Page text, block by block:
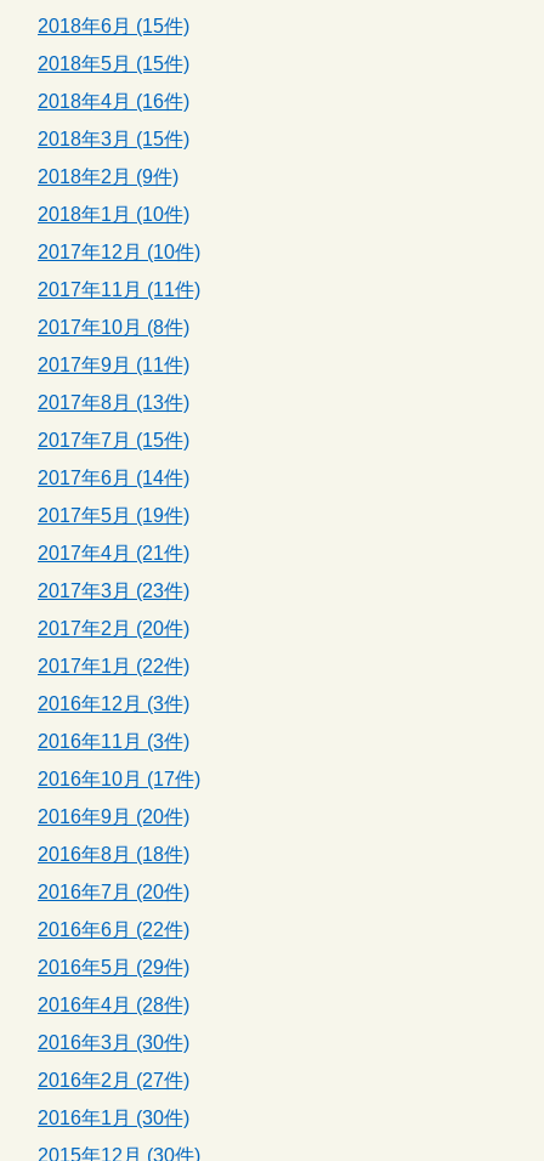
2018年6月 (15件)
2018年5月 (15件)
2018年4月 (16件)
2018年3月 (15件)
2018年2月 (9件)
2018年1月 (10件)
2017年12月 (10件)
2017年11月 (11件)
2017年10月 (8件)
2017年9月 (11件)
2017年8月 (13件)
2017年7月 (15件)
2017年6月 (14件)
2017年5月 (19件)
2017年4月 (21件)
2017年3月 (23件)
2017年2月 (20件)
2017年1月 (22件)
2016年12月 (3件)
2016年11月 (3件)
2016年10月 (17件)
2016年9月 (20件)
2016年8月 (18件)
2016年7月 (20件)
2016年6月 (22件)
2016年5月 (29件)
2016年4月 (28件)
2016年3月 (30件)
2016年2月 (27件)
2016年1月 (30件)
2015年12月 (30件)